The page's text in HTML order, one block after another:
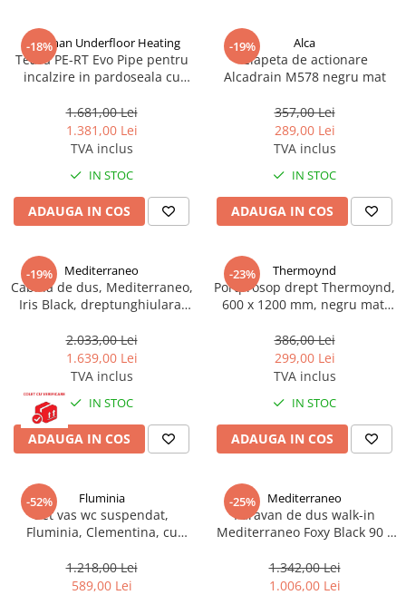
-18%
Hoffman Underfloor Heating
Teava PE-RT Evo Pipe pentru
incalzire in pardoseala cu
Oxigen, produsa in Romania,
16x2 mm, colac 500 ml,
Hoffman Underfloor Heating
1.681,00 Lei
1.381,00 Lei
TVA inclus
IN STOC
ADAUGA IN COS
-19% Alca
Clapeta de actionare
Alcadrain M578 negru mat
357,00 Lei
289,00 Lei
TVA inclus
IN STOC
ADAUGA IN COS
-19% Mediterraneo
Cabina de dus, Mediterraneo,
Iris Black, dreptunghiulara,
negru
2.033,00 Lei
1.639,00 Lei
TVA inclus
IN STOC
ADAUGA IN COS
-23% Thermoynd
Portprosop drept Thermoynd,
600 x 1200 mm, negru mat,
incluse
386,00 Lei
299,00 Lei
TVA inclus
IN STOC
ADAUGA IN COS
-52% Fluminia
Set vas wc suspendat,
Fluminia, Clementina, cu
close, alb
1.218,00 Lei
589,00 Lei
-25% Mediterraneo
Paravan de dus walk-in
Mediterraneo Foxy Black 90 x
periat
1.342,00 Lei
1.006,00 Lei